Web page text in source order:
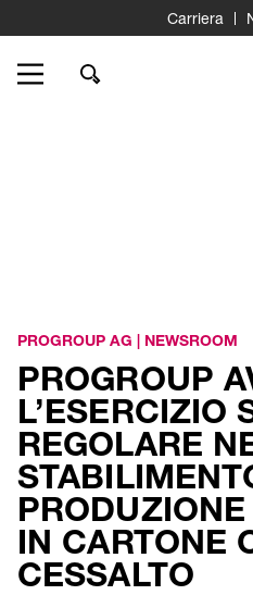
Carriera
PROGROUP AG | NEWSROOM
PROGROUP
L’ESERCIZIO
REGOLARE
IN CARTONE
CESSALTO